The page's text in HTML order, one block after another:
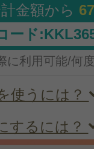
金額から
ード
に利用可能/何
使うには？
するには？